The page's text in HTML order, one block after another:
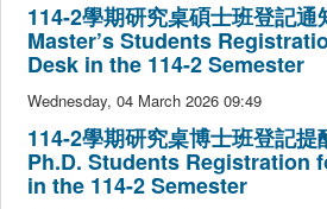
114-2學期研究桌碩士班登記
Master’s Students
Desk in the 114-2 Semester
Wednesday, 04 March 2026 09:49
114-2學期研究桌博士班登記
Ph.D. Students Registration
in the 114-2 Semester